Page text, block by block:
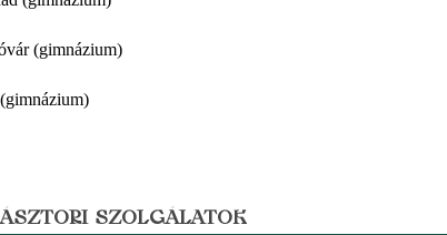
(gimnázium)
SZOLGÁLATOK